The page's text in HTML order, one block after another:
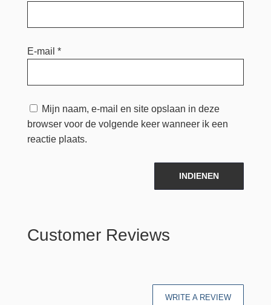
E-mail *
Mijn naam, e-mail en site opslaan in deze
browser voor de volgende keer wanneer ik een
reactie plaats.
INDIENEN
Customer Reviews
WRITE A REVIEW